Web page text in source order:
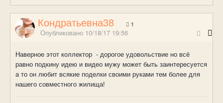
Кондратьевна38 1
Опубликовано 10/18/17 19:56
Наверное этот коллектор - дорогое удовольствие но всё
равно подкину идею и видео мужу может быть заинтересуется
а то он любит всякие поделки своими руками тем более для
нашего совместного жилища!